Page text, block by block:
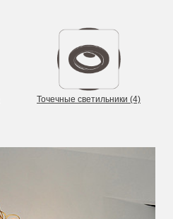
Точечные светильники (4)